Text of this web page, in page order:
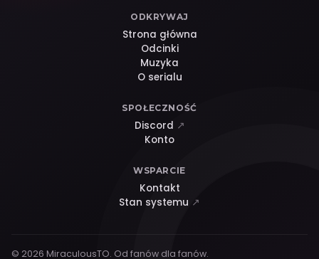
ODKRYWAJ
Strona główna
Odcinki
Muzyka
O serialu
SPOŁECZNOŚĆ
Discord ↗
Konto
WSPARCIE
Kontakt
Stan systemu ↗
© 2026 MiraculousTO. Od fanów dla fanów.